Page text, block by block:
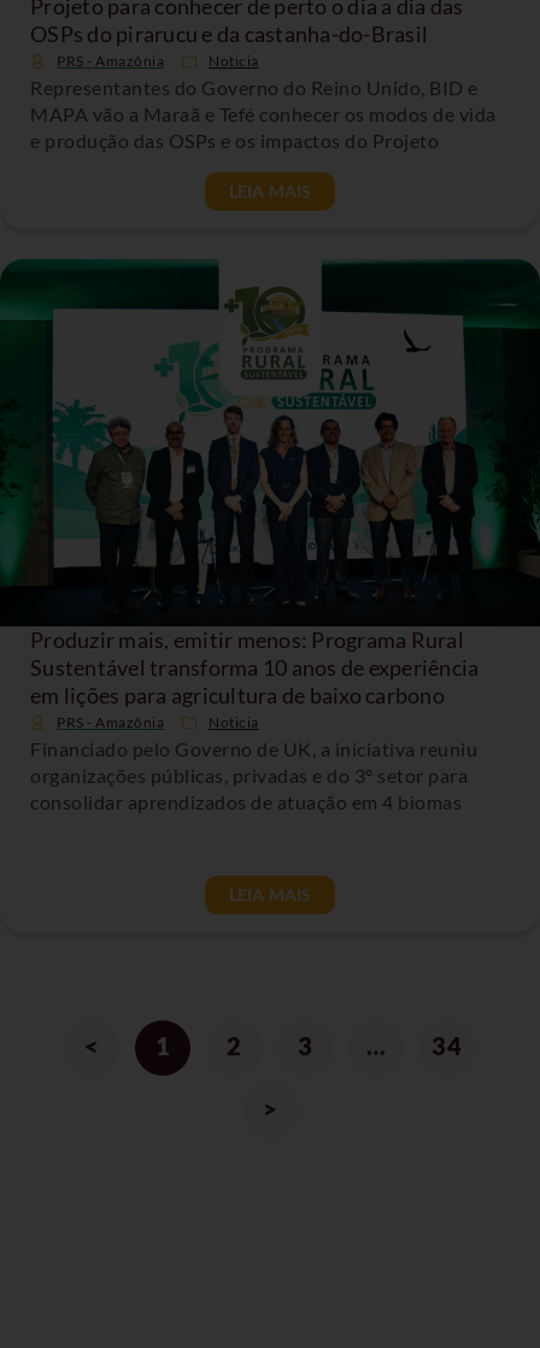
Projeto para conhecer de perto o dia a dia das
OSPs do pirarucu e da castanha-do-Brasil
PRS - Amazônia Noticia
Representantes do Governo do Reino Unido, BID e
MAPA vão a Maraã e Tefé conhecer os modos de vida
e produção das OSPs e os impactos do Projeto
LEIA MAIS
Produzir mais, emitir menos: Programa Rural
Sustentável transforma 10 anos de experiência
em lições para agricultura de baixo carbono
PRS - Amazônia Noticia
Financiado pelo Governo de UK, a iniciativa reuniu
organizações públicas, privadas e do 3º setor para
consolidar aprendizados de atuação em 4 biomas
LEIA MAIS
< 1 2 3 … 34
>